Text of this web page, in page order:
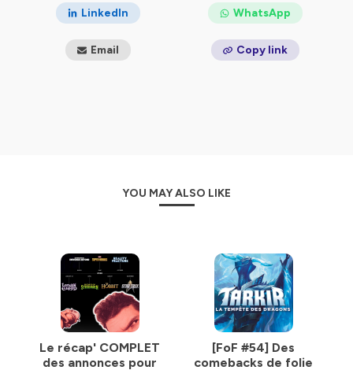
confidentialite
pour plus d'informations.
LinkedIn WhatsApp
Email Copy link
YOU MAY ALSO LIKE
Le récap' COMPLET
des annonces pour
[FoF #54] Des
comebacks de folie